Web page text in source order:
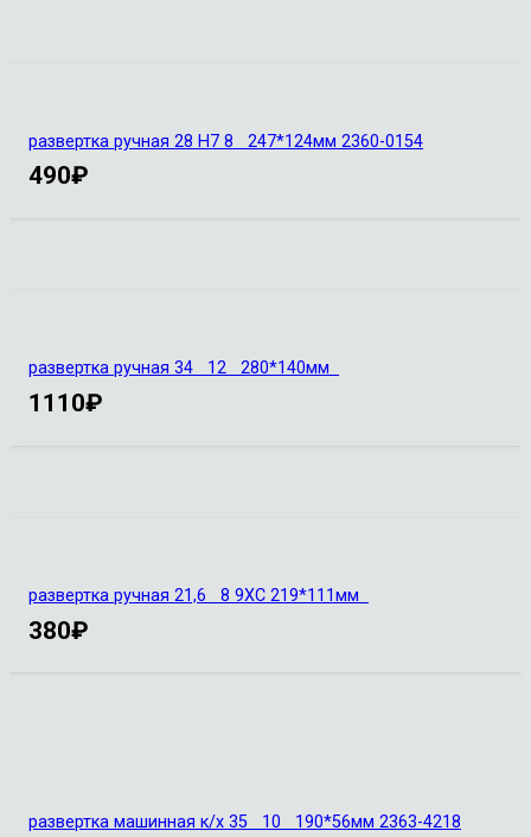
развертка ручная 28 Н7 8 247*124мм 2360-0154
490₽
развертка ручная 34 12 280*140мм
1110₽
развертка ручная 21,6 8 9ХС 219*111мм
380₽
развертка машинная к/х 35 10 190*56мм 2363-4218